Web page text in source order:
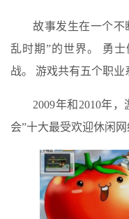
故事发生在一个不
乱时期”的世界。 勇
战。 游戏共有五个职业
2009年和2010年
会”十大最受欢迎休闲网